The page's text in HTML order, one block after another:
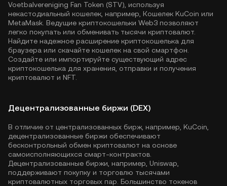
Voetbalvereniging Fan Token (STV), используя
некастодиальный кошелек, например, Кошелек KuCoin или
MetaMask. Ведущие криптокошельки Web3 позволяют
легко покупать или обменивать тысячи криптовалют.
Найдите надежное расширение криптокошелька для
браузера или скачайте кошелек на свой смартфон.
Создайте или импортируйте существующий адрес
криптокошелька для хранения, отправки и получения
криптовалют и NFT.
Децентрализованные биржи (DEX)
В отличие от централизованных бирж, например, KuCoin,
децентрализованные биржи обеспечивают
бесконтрольный обмен криптовалют на основе
самоисполняющихся смарт-контрактов.
Децентрализованные биржи, например, Uniswap,
поддерживают покупку и торговлю тысячами
криптовалютных торговых пар. Большинство токенов